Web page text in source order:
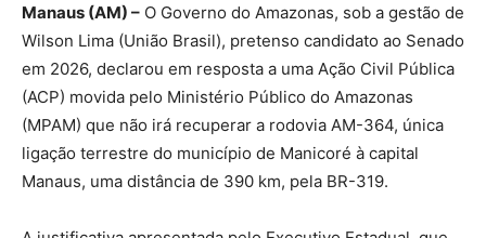
Manaus (AM) – O Governo do Amazonas, sob a gestão de
Wilson Lima (União Brasil), pretenso candidato ao Senado
em 2026, declarou em resposta a uma Ação Civil Pública
(ACP) movida pelo Ministério Público do Amazonas
(MPAM) que não irá recuperar a rodovia AM-364, única
ligação terrestre do município de Manicoré à capital
Manaus, uma distância de 390 km, pela BR-319.